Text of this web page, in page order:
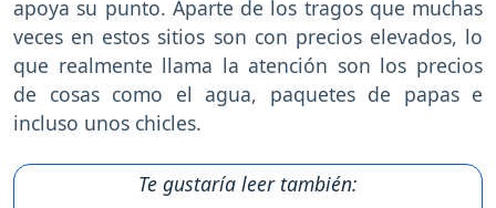
apoya su punto. Aparte de los tragos que muchas
veces en estos sitios son con precios elevados, lo
que realmente llama la atención son los precios
de cosas como el agua, paquetes de papas e
incluso unos chicles.
Te gustaría leer también: